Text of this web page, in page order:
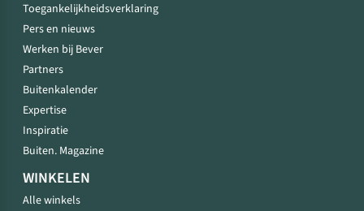
Toegankelijkheidsverklaring
Pers en nieuws
Werken bij Bever
Partners
Buitenkalender
Expertise
Inspiratie
Buiten. Magazine
WINKELEN
Alle winkels